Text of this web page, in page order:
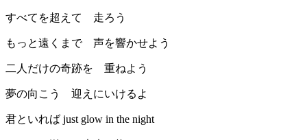
すべてを超えて 走ろう
もっと遠くまで 声を響かせよう
二人だけの奇跡を 重ねよう
夢の向こう 迎えにいけるよ
君といれば just glow in the night